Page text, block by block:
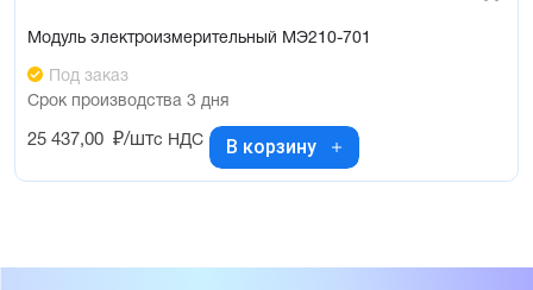
Модуль электроизмерительный МЭ210-701
Под заказ
Срок производства 3 дня
25 437,00 ₽/штс НДС В корзину